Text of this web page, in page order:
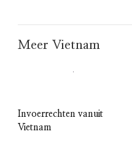
Meer Vietnam
Invoerrechten vanuit
Vietnam